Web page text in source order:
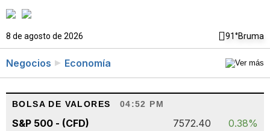
8 de agosto de 2026 91°Bruma
Negocios Economía
BOLSA DE VALORES 04:52 PM
S&P 500 - (CFD) 7572.40
0.38%